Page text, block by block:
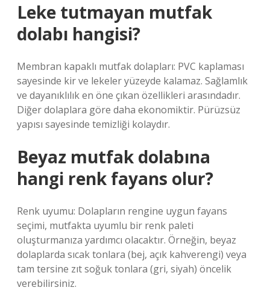
Leke tutmayan mutfak
dolabı hangisi?
Membran kapaklı mutfak dolapları: PVC kaplaması
sayesinde kir ve lekeler yüzeyde kalamaz. Sağlamlık
ve dayanıklılık en öne çıkan özellikleri arasındadır.
Diğer dolaplara göre daha ekonomiktir. Pürüzsüz
yapısı sayesinde temizliği kolaydır.
Beyaz mutfak dolabına
hangi renk fayans olur?
Renk uyumu: Dolapların rengine uygun fayans
seçimi, mutfakta uyumlu bir renk paleti
oluşturmanıza yardımcı olacaktır. Örneğin, beyaz
dolaplarda sıcak tonlara (bej, açık kahverengi) veya
tam tersine zıt soğuk tonlara (gri, siyah) öncelik
verebilirsiniz.